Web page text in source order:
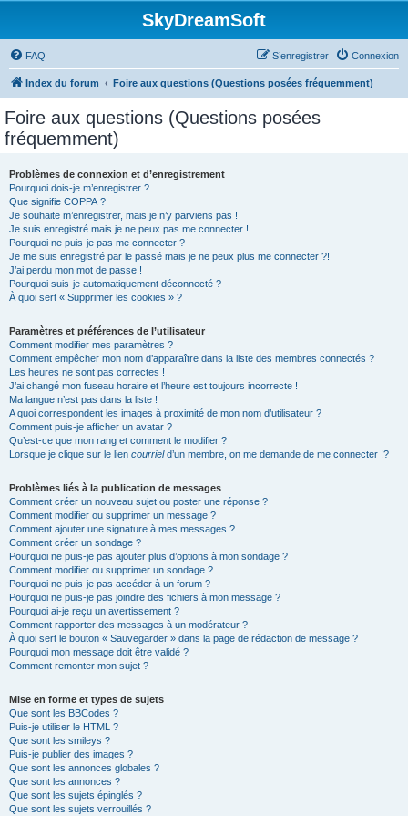
SkyDreamSoft
FAQ Connexion
S’enregistrer
Index du forum Foire aux questions (Questions posées fréquemment)
Foire aux questions (Questions posées
fréquemment)
Problèmes de connexion et d’enregistrement
Pourquoi dois-je m’enregistrer ?
Que signifie COPPA ?
Je souhaite m’enregistrer, mais je n’y parviens pas !
Je suis enregistré mais je ne peux pas me connecter !
Pourquoi ne puis-je pas me connecter ?
Je me suis enregistré par le passé mais je ne peux plus me connecter ?!
J’ai perdu mon mot de passe !
Pourquoi suis-je automatiquement déconnecté ?
À quoi sert « Supprimer les cookies » ?
Paramètres et préférences de l’utilisateur
Comment modifier mes paramètres ?
Comment empêcher mon nom d’apparaître dans la liste des membres connectés ?
Les heures ne sont pas correctes !
J’ai changé mon fuseau horaire et l’heure est toujours incorrecte !
Ma langue n’est pas dans la liste !
A quoi correspondent les images à proximité de mon nom d’utilisateur ?
Comment puis-je afficher un avatar ?
Qu’est-ce que mon rang et comment le modifier ?
Lorsque je clique sur le lien courrield’un membre, on me demande de me connecter !?
Problèmes liés à la publication de messages
Comment créer un nouveau sujet ou poster une réponse ?
Comment modifier ou supprimer un message ?
Comment ajouter une signature à mes messages ?
Comment créer un sondage ?
Pourquoi ne puis-je pas ajouter plus d’options à mon sondage ?
Comment modifier ou supprimer un sondage ?
Pourquoi ne puis-je pas accéder à un forum ?
Pourquoi ne puis-je pas joindre des fichiers à mon message ?
Pourquoi ai-je reçu un avertissement ?
Comment rapporter des messages à un modérateur ?
À quoi sert le bouton « Sauvegarder » dans la page de rédaction de message ?
Pourquoi mon message doit être validé ?
Comment remonter mon sujet ?
Mise en forme et types de sujets
Que sont les BBCodes ?
Puis-je utiliser le HTML ?
Que sont les smileys ?
Puis-je publier des images ?
Que sont les annonces globales ?
Que sont les annonces ?
Que sont les sujets épinglés ?
Que sont les sujets verrouillés ?